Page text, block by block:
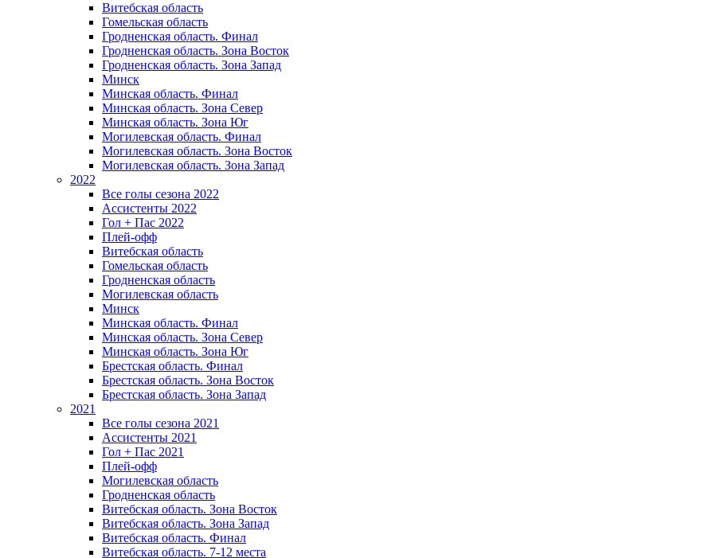
Витебская область
Гомельская область
Гродненская область. Финал
Гродненская область. Зона Восток
Гродненская область. Зона Запад
Минск
Минская область. Финал
Минская область. Зона Север
Минская область. Зона Юг
Могилевская область. Финал
Могилевская область. Зона Восток
Могилевская область. Зона Запад
2022
Все голы сезона 2022
Ассистенты 2022
Гол + Пас 2022
Плей-офф
Витебская область
Гомельская область
Гродненская область
Могилевская область
Минск
Mинская область. Финал
Минская область. Зона Север
Минская область. Зона Юг
Брестская область. Финал
Брестская область. Зона Восток
Брестская область. Зона Запад
2021
Все голы сезона 2021
Ассистенты 2021
Гол + Пас 2021
Плей-офф
Могилевская область
Гродненская область
Витебская область. Зона Восток
Витебская область. Зона Запад
Витебская область. Финал
Витебская область. 7-12 места